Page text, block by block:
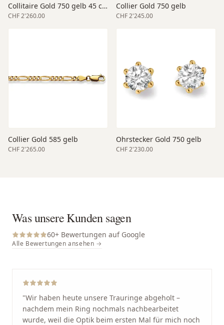
Collitaire Gold 750 gelb 45 cm Länge
CHF 2'260.00
Collier Gold 750 gelb
CHF 2'245.00
Collier Gold 585 gelb
CHF 2'265.00
Ohrstecker Gold 750 gelb
CHF 2'230.00
Was unsere Kunden sagen
60+ Bewertungen auf Google
Alle Bewertungen ansehen →
"Wir haben heute unsere Trauringe abgeholt –
nachdem mein Ring nochmals nachbearbeitet
wurde, weil die Optik beim ersten Mal für mich noch